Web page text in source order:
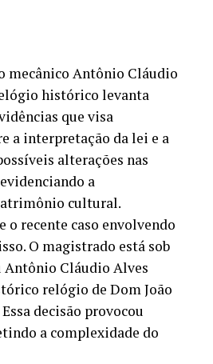
mecânico Antônio Cláudio
histórico levanta
que visa
a interpretação da lei e a
alterações nas
a
cultural.
o recente caso envolvendo
O magistrado está sob
Antônio Cláudio Alves
relógio de Dom João
decisão provocou
a complexidade do